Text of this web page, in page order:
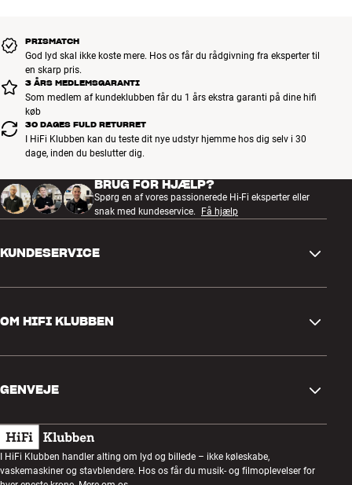
PRISMATCH
God lyd skal ikke koste mere. Hos os får du rådgivning fra eksperter til
en skarp pris.
3 ÅRS MEDLEMSGARANTI
Som medlem af kundeklubben får du 1 års ekstra garanti på dine hifi
køb
30 DAGES FULD RETURRET
I HiFi Klubben kan du teste dit nye udstyr hjemme hos dig selv i 30
dage, inden du beslutter dig.
BRUG FOR HJÆLP?
Spørg en af vores passionerede Hi-Fi eksperter eller
snak med kundeservice.
Få hjælp
KUNDESERVICE
Retur og reklamation
Fortryd ordre
Handelsbetingelser
Privatlivspolitik
OM HIFI KLUBBEN
Kundeklub
Lytteaften
GENVEJE
Gavekort
Byg med lyd
I HiFi Klubben handler alting om lyd og billede – ikke køleskabe,
vaskemaskiner og stavblendere. Hos os får du musik- og filmoplevelser for